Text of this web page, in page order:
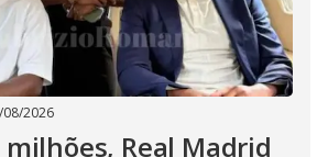
08/2026
milhões, Real Madrid